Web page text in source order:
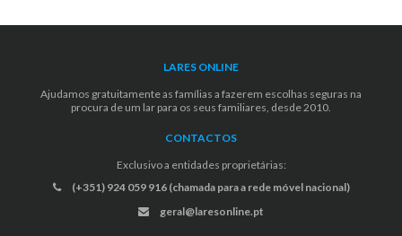
LARES ONLINE
Ajudamos gratuitamente as famílias a fazerem escolhas seguras na
procura de um lar para os seus familiares, desde 2010.
CONTACTOS
Exclusivo a entidades proprietárias:
(+351) 924 059 916 (chamada para a rede móvel nacional)
geral@laresonline.pt